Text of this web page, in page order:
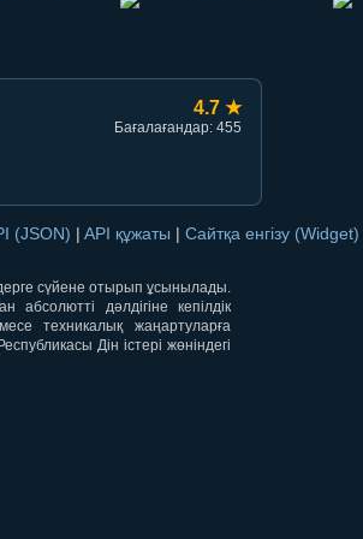
4.7 ★
Бағалағандар: 455
(JSON) | API құжаты | Сайтқа енгізу (Widget)
сүйене отырып ұсынылады.
дәлдігіне кепілдік
техникалық жаңартуларға
Дін істері жөніндегі